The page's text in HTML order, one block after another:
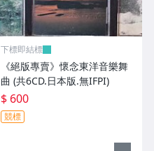
下標即結標
《絕版專賣》懷念東洋音樂舞
曲 (共6CD.日本版.無IFPI)
$ 600
競標